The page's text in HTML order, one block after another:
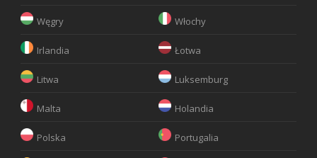
Węgry Włochy
Irlandia Łotwa
Litwa Luksemburg
Malta Holandia
Polska Portugalia